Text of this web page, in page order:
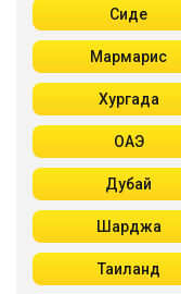
Сиде
Мармарис
Хургада
ОАЭ
Дубай
Шарджа
Таиланд